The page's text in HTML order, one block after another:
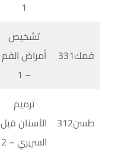
1
فمك331
تشخيص
أمراض الفم
– 1
طسن312
ترميم
الأسنان قبل
السريري – 2